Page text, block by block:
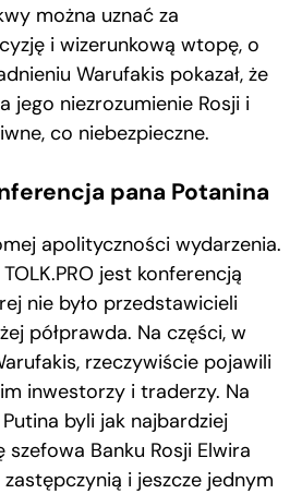
można uznać za
i wizerunkową wtopę, o
Warufakis pokazał, że
jego niezrozumienie Rosji i
co niebezpieczne.
pana Potanina
apolityczności wydarzenia.
jest konferencją
nie było przedstawicieli
półprawda. Na części, w
rzeczywiście pojawili
inwestorzy i traderzy. Na
byli jak najbardziej
szefowa Banku Rosji Elwira
i jeszcze jednym